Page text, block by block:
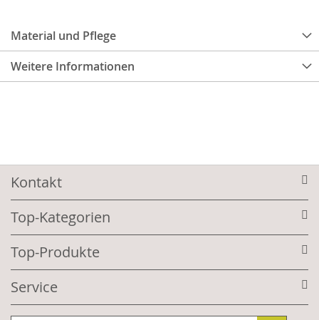
Material und Pflege
Weitere Informationen
Kontakt
Top-Kategorien
Top-Produkte
Service